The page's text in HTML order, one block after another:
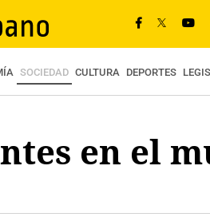
SOCIEDAD CULTURA DEPORTES
en el